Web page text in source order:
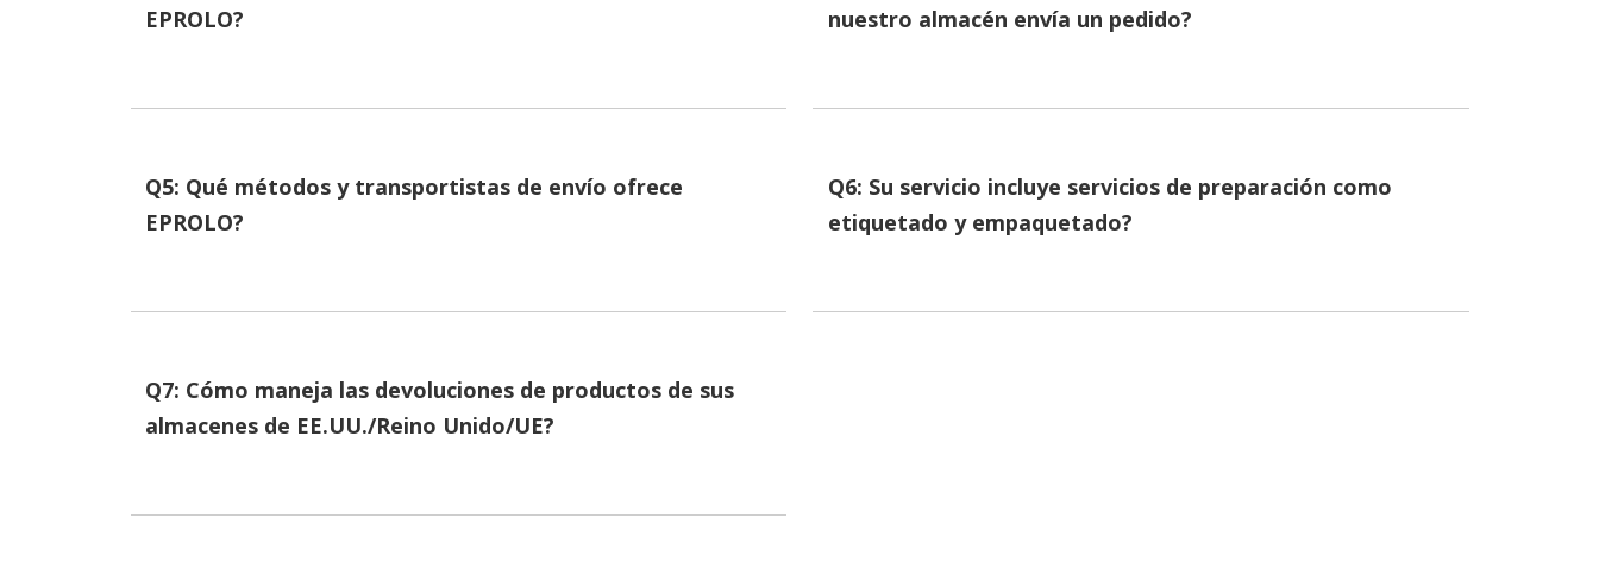
EPROLO?
nuestro almacén envía un pedido?
Q5: Qué métodos y transportistas de envío ofrece
EPROLO?
Q6: Su servicio incluye servicios de preparación como
etiquetado y empaquetado?
Q7: Cómo maneja las devoluciones de productos de sus
almacenes de EE.UU./Reino Unido/UE?